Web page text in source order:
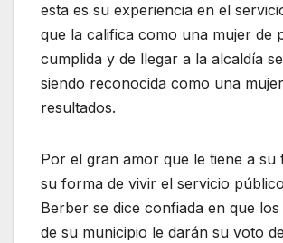
esta es su experiencia en el
que la califica como una mujer de
cumplida y de llegar a la alcaldía
siendo reconocida como una
resultados.
Por el gran amor que le tiene a
su forma de vivir el servicio
Berber se dice confiada en que los
de su municipio le darán su voto